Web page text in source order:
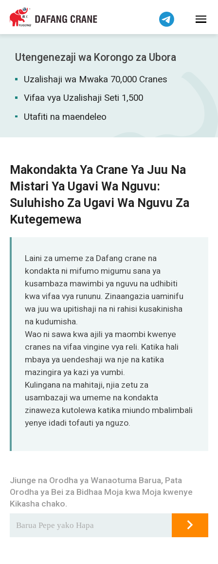
Utengenezaji wa Korongo za Ubora
Uzalishaji wa Mwaka 70,000 Cranes
Vifaa vya Uzalishaji Seti 1,500
Utafiti na maendeleo
Makondakta Ya Crane Ya Juu Na
Mistari Ya Ugavi Wa Nguvu:
Suluhisho Za Ugavi Wa Nguvu Za
Kutegemewa
Laini za umeme za Dafang crane na
kondakta ni mifumo migumu sana ya
kusambaza mawimbi ya nguvu na udhibiti
kwa vifaa vya rununu. Zinaangazia uaminifu
wa juu wa upitishaji na ni rahisi kusakinisha
na kudumisha.
Wao ni sawa kwa ajili ya maombi kwenye
cranes na vifaa vingine vya reli. Katika hali
mbaya ya uendeshaji wa nje na katika
mazingira ya kazi ya vumbi.
Kulingana na mahitaji, njia zetu za
usambazaji wa umeme na kondakta
zinaweza kutolewa katika miundo mbalimbali
yenye idadi tofauti ya nguzo.
Jiunge na Orodha ya Wanaotuma Barua, Pata
Orodha ya Bei za Bidhaa Moja kwa Moja kwenye
Kikasha chako.
हिन्दी
Bahasa Indonesia
Bahasa Melayu
Tiếng Việt
简体中文
বাংলা
فارسی
Pilipino
Беларуская мова
Dansk
Norsk
O‘zbekcha